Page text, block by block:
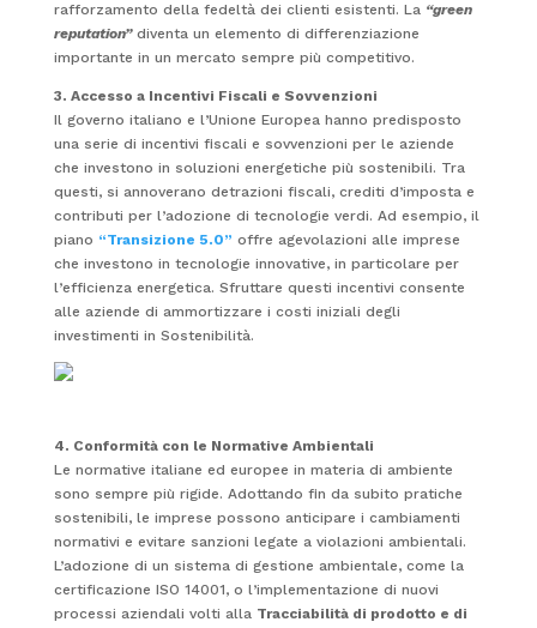
rafforzamento della fedeltà dei clienti esistenti. La “green
reputation”diventa un elemento di differenziazione
importante in un mercato sempre più competitivo.
3. Accesso a Incentivi Fiscali e Sovvenzioni
Il governo italiano e l’Unione Europea hanno predisposto
una serie di incentivi fiscali e sovvenzioni per le aziende
che investono in soluzioni energetiche più sostenibili. Tra
questi, si annoverano detrazioni fiscali, crediti d’imposta e
contributi per l’adozione di tecnologie verdi. Ad esempio, il
piano “Transizione 5.0” offre agevolazioni alle imprese
che investono in tecnologie innovative, in particolare per
l’efficienza energetica. Sfruttare questi incentivi consente
alle aziende di ammortizzare i costi iniziali degli
investimenti in Sostenibilità.
4. Conformità con le Normative Ambientali
Le normative italiane ed europee in materia di ambiente
sono sempre più rigide. Adottando fin da subito pratiche
sostenibili, le imprese possono anticipare i cambiamenti
normativi e evitare sanzioni legate a violazioni ambientali.
L’adozione di un sistema di gestione ambientale, come la
certificazione ISO 14001, o l’implementazione di nuovi
processi aziendali volti alla Tracciabilità di prodotto e di